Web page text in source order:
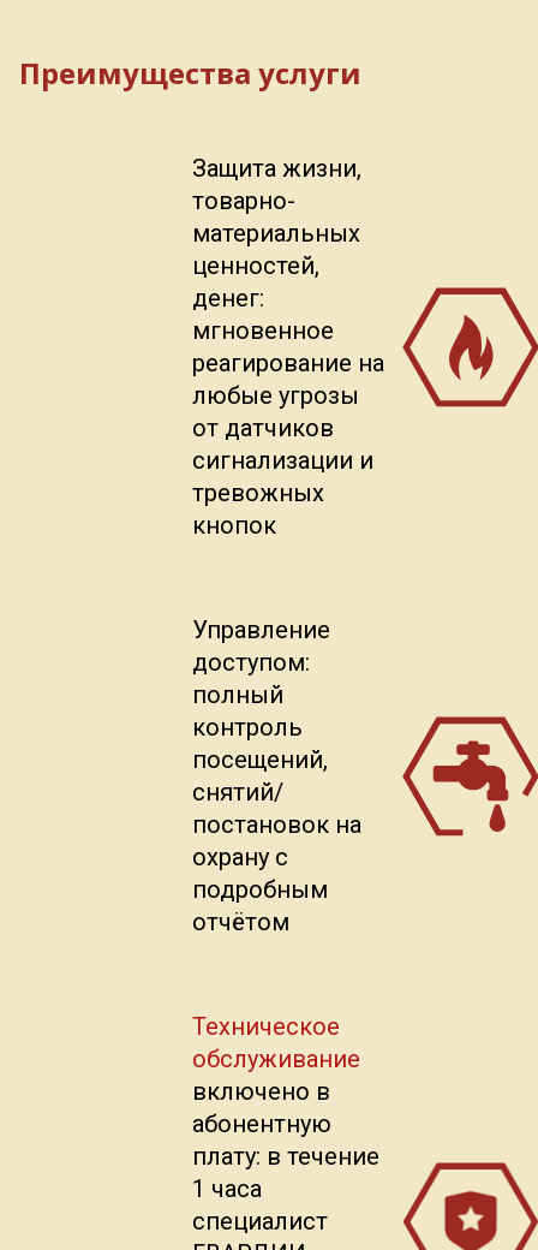
Преимущества услуги
Защита жизни,
товарно-
материальных
ценностей,
денег:
мгновенное
реагирование на
любые угрозы
от датчиков
сигнализации и
тревожных
кнопок
Управление
доступом:
полный
контроль
посещений,
снятий/
постановок на
охрану с
подробным
отчётом
Техническое
обслуживание
включено в
абонентную
плату: в течение
1 часа
специалист